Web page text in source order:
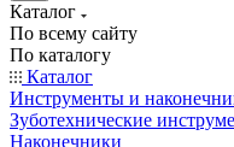
Каталог
По всему сайту
По каталогу
Каталог
Инструменты и
Зуботехнические
Наконечники